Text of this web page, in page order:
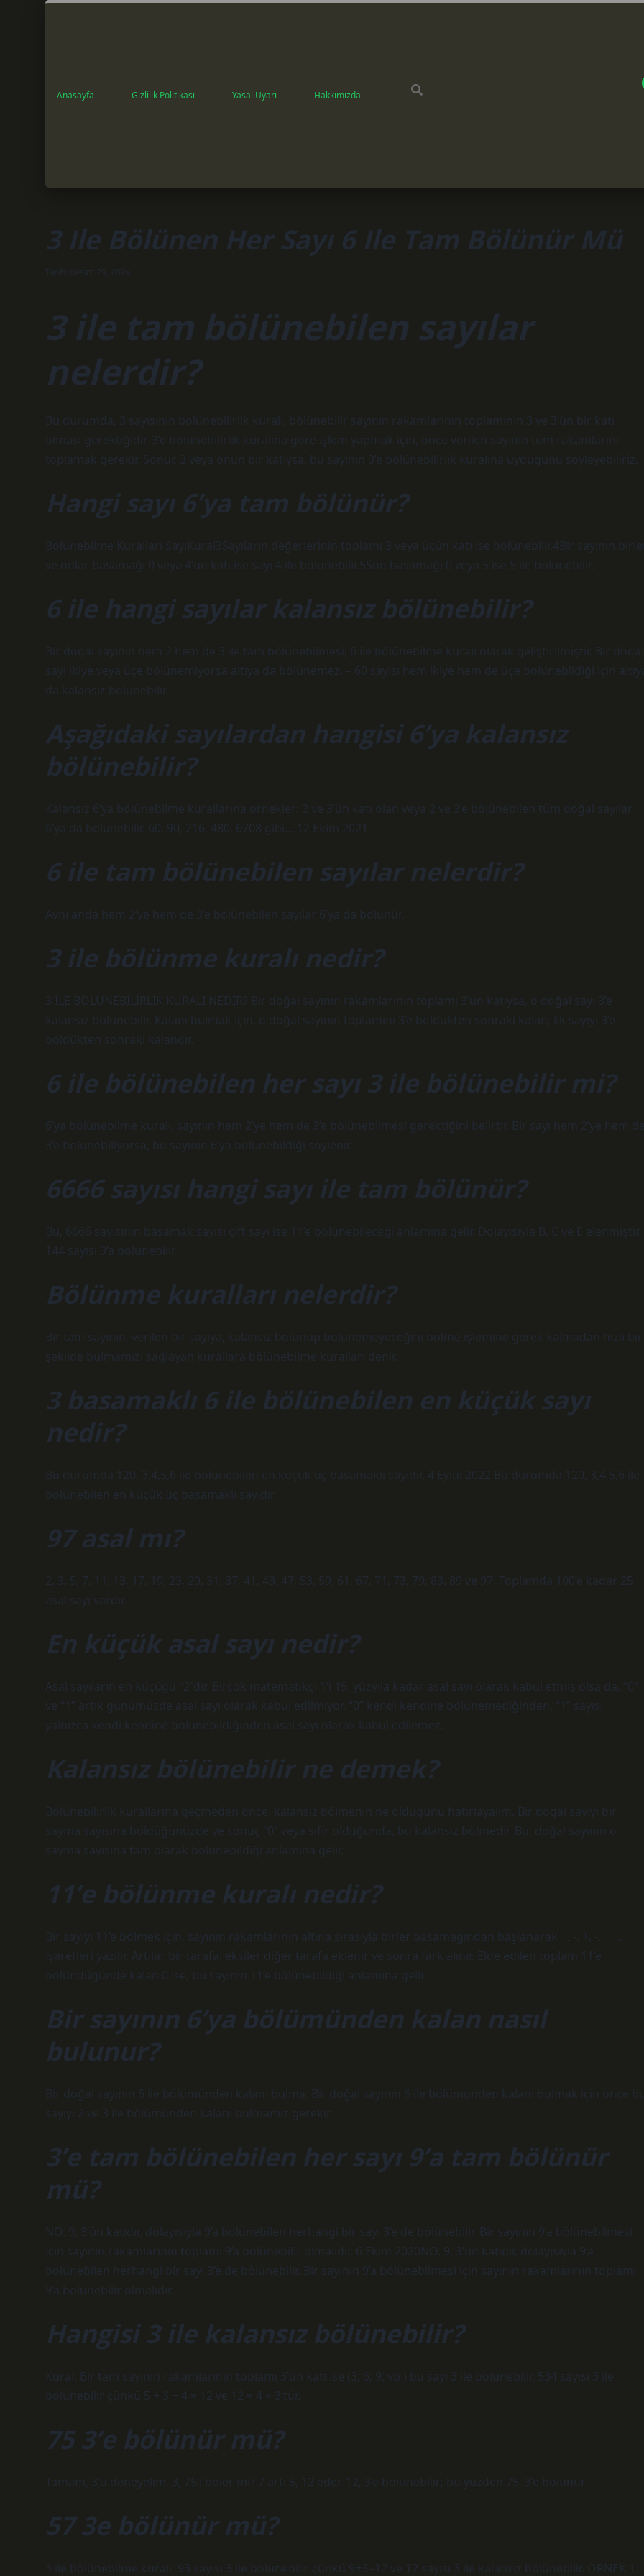
Anasayfa Gizlilik Politikası Yasal Uyarı Hakkımızda
3 Ile Bölünen Her Sayı 6 Ile Tam Bölünür Mü
Tarih: Kasım 29, 2024
3 ile tam bölünebilen sayılar
nelerdir?
Bu durumda, 3 sayısının bölünebilirlik kuralı, bölünebilir sayının rakamlarının toplamının 3 ve 3’ün bir katı
olması gerektiğidir. 3’e bölünebilirlik kuralına göre işlem yapmak için, önce verilen sayının tüm rakamlarını
toplamak gerekir. Sonuç 3 veya onun bir katıysa, bu sayının 3’e bölünebilirlik kuralına uyduğunu söyleyebiliriz.
Hangi sayı 6’ya tam bölünür?
Bölünebilme Kuralları SayıKural3Sayıların değerlerinin toplamı 3 veya üçün katı ise bölünebilir.4Bir sayının
ve onlar basamağı 0 veya 4’ün katı ise sayı 4 ile bölünebilir.5Son basamağı 0 veya 5 ise 5 ile bölünebilir.
6 ile hangi sayılar kalansız bölünebilir?
Bir doğal sayının hem 2 hem de 3 ile tam bölünebilmesi, 6 ile bölünebilme kuralı olarak geliştirilmiştir. Bir doğal
sayı ikiye veya üçe bölünemiyorsa altıya da bölünemez. – 60 sayısı hem ikiye hem de üçe bölünebildiği için
da kalansız bölünebilir.
Aşağıdaki sayılardan hangisi 6’ya kalansız
bölünebilir?
Kalansız 6’ya bölünebilme kurallarına örnekler: 2 ve 3’ün katı olan veya 2 ve 3’e bölünebilen tüm doğal sayılar
6’ya da bölünebilir. 60, 90, 216, 480, 6708 gibi… 12 Ekim 2021
6 ile tam bölünebilen sayılar nelerdir?
Aynı anda hem 2’ye hem de 3’e bölünebilen sayılar 6’ya da bölünür.
3 ile bölünme kuralı nedir?
3 İLE BÖLÜNEBİLİRLİK KURALI NEDİR? Bir doğal sayının rakamlarının toplamı 3’ün katıysa, o doğal sayı 3’e
kalansız bölünebilir. Kalanı bulmak için, o doğal sayının toplamını 3’e böldükten sonraki kalan, ilk sayıyı 3’e
böldükten sonraki kalandır.
6 ile bölünebilen her sayı 3 ile bölünebilir mi?
6’ya bölünebilme kuralı, sayının hem 2’ye hem de 3’e bölünebilmesi gerektiğini belirtir. Bir sayı hem 2’ye hem
3’e bölünebiliyorsa, bu sayının 6’ya bölünebildiği söylenir.
6666 sayısı hangi sayı ile tam bölünür?
Bu, 6666 sayısının basamak sayısı çift sayı ise 11’e bölünebileceği anlamına gelir. Dolayısıyla B, C ve E elenmiştir.
144 sayısı 9’a bölünebilir.
Bölünme kuralları nelerdir?
Bir tam sayının, verilen bir sayıya, kalansız bölünüp bölünemeyeceğini bölme işlemine gerek kalmadan hızlı bir
şekilde bulmamızı sağlayan kurallara bölünebilme kuralları denir.
3 basamaklı 6 ile bölünebilen en küçük sayı
nedir?
Bu durumda 120, 3,4,5,6 ile bölünebilen en küçük üç basamaklı sayıdır. 4 Eylül 2022 Bu durumda 120, 3,4,5,6 ile
bölünebilen en küçük üç basamaklı sayıdır.
97 asal mı?
2, 3, 5, 7, 11, 13, 17, 19, 23, 29, 31, 37, 41, 43, 47, 53, 59, 61, 67, 71, 73, 79, 83, 89 ve 97. Toplamda 100’e kadar 25
asal sayı vardır.
En küçük asal sayı nedir?
Asal sayıların en küçüğü “2”dir. Birçok matematikçi 1’i 19. yüzyıla kadar asal sayı olarak kabul etmiş olsa da, “0”
ve “1” artık günümüzde asal sayı olarak kabul edilmiyor. “0” kendi kendine bölünemediğinden, “1” sayısı
yalnızca kendi kendine bölünebildiğinden asal sayı olarak kabul edilemez.
Kalansız bölünebilir ne demek?
Bölünebilirlik kurallarına geçmeden önce, kalansız bölmenin ne olduğunu hatırlayalım. Bir doğal sayıyı bir
sayma sayısına böldüğünüzde ve sonuç “0” veya sıfır olduğunda, bu kalansız bölmedir. Bu, doğal sayının o
sayma sayısına tam olarak bölünebildiği anlamına gelir.
11’e bölünme kuralı nedir?
Bir sayıyı 11’e bölmek için, sayının rakamlarının altına sırasıyla birler basamağından başlanarak +, -, +, -, + …
işaretleri yazılır. Artılar bir tarafa, eksiler diğer tarafa eklenir ve sonra fark alınır. Elde edilen toplam 11’e
bölündüğünde kalan 0 ise, bu sayının 11’e bölünebildiği anlamına gelir.
Bir sayının 6’ya bölümünden kalan nasıl
bulunur?
Bir doğal sayının 6 ile bölümünden kalanı bulma: Bir doğal sayının 6 ile bölümünden kalanı bulmak için önce
sayıyı 2 ve 3 ile bölümünden kalanı bulmamız gerekir.
3’e tam bölünebilen her sayı 9’a tam bölünür
mü?
NO. 9, 3’ün katıdır, dolayısıyla 9’a bölünebilen herhangi bir sayı 3’e de bölünebilir. Bir sayının 9’a bölünebilmesi
için sayının rakamlarının toplamı 9’a bölünebilir olmalıdır. 6 Ekim 2020NO. 9, 3’ün katıdır, dolayısıyla 9’a
bölünebilen herhangi bir sayı 3’e de bölünebilir. Bir sayının 9’a bölünebilmesi için sayının rakamlarının toplamı
9’a bölünebilir olmalıdır.
Hangisi 3 ile kalansız bölünebilir?
Kural: Bir tam sayının rakamlarının toplamı 3’ün katı ise (3; 6; 9; vb.) bu sayı 3 ile bölünebilir. 534 sayısı 3 ile
bölünebilir çünkü 5 + 3 + 4 = 12 ve 12 = 4 × 3’tür.
75 3’e bölünür mü?
Tamam, 3’ü deneyelim. 3, 75’i böler mi? 7 artı 5, 12 eder. 12, 3’e bölünebilir; bu yüzden 75, 3’e bölünür.
57 3e bölünür mü?
3 ile bölünebilme kuralı: 93 sayısı 3 ile bölünebilir çünkü 9+3=12 ve 12 sayısı 3 ile kalansız bölünebilir. ÖRNEK 1: